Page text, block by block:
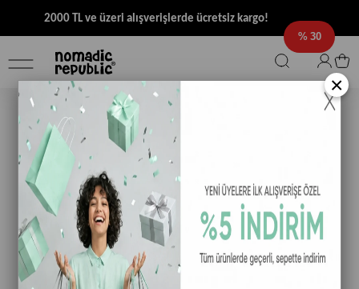
2000 TL ve üzeri alışverişlerde ücretsiz kargo!
30
×